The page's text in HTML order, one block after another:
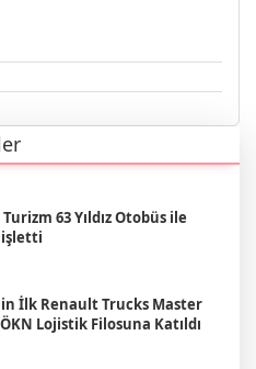
63 Yıldız Otobüs ile
İlk Renault Trucks Master
ÖKN Lojistik Filosuna Katıldı